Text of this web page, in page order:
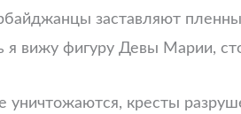
заставляют
я вижу фигуру Девы Марии,
уничтожаются, кресты